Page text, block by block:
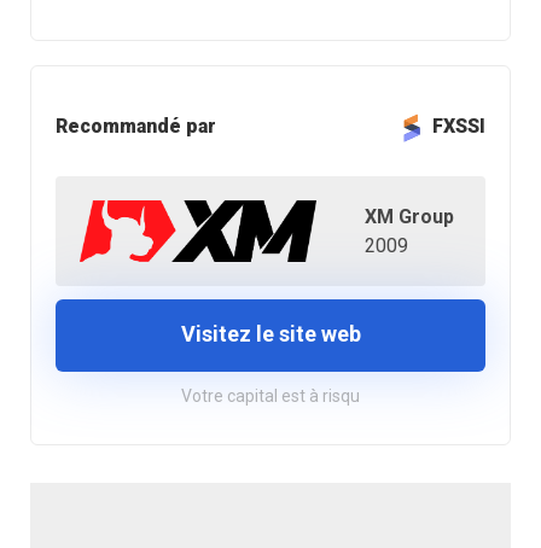
Recommandé par FXSSI
XM Group
2009
Visitez le site web
Votre capital est à risqu